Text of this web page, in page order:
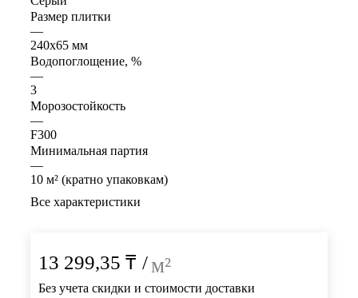
Размер плитки
—
240x65 мм
Водопоглощение, %
—
3
Морозостойкость
—
F300
Минимальная партия
—
10 м² (кратно упаковкам)
Все характеристики
13 299,35 ₸ /м²
Без учета скидки и стоимости доставки